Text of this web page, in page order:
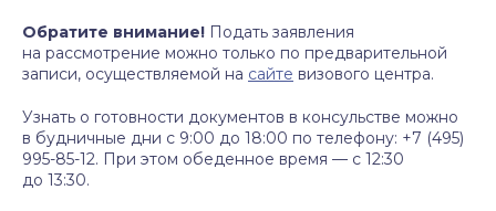
Обратите внимание! Подать заявления
на рассмотрение можно только по предварительной
записи, осуществляемой на сайте визового центра.
Узнать о готовности документов в консульстве можно
в будничные дни с 9:00 до 18:00 по телефону: +7 (495)
995-85-12. При этом обеденное время — с 12:30
до 13:30.